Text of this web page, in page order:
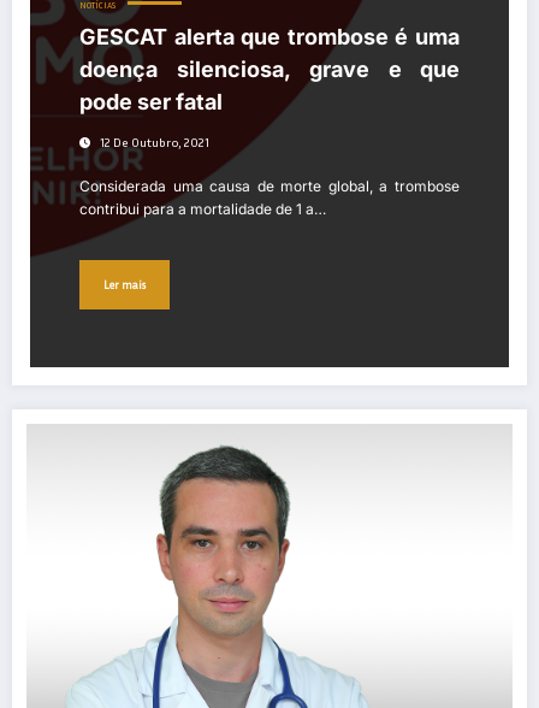
NOTÍCIAS
GESCAT alerta que trombose é uma
doença silenciosa, grave e que
pode ser fatal
12 De Outubro, 2021
Considerada uma causa de morte global, a trombose
contribui para a mortalidade de 1 a…
Ler mais